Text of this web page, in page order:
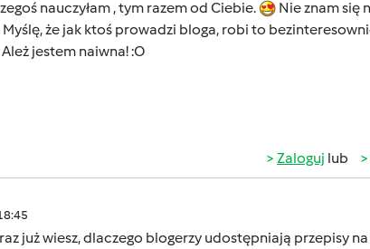
nauczyłam , tym razem od Ciebie.
Nie znam się
że jak ktoś prowadzi bloga, robi to
jestem naiwna! :O
Zaloguj lub
już wiesz, dlaczego blogerzy udostępniają przepisy na